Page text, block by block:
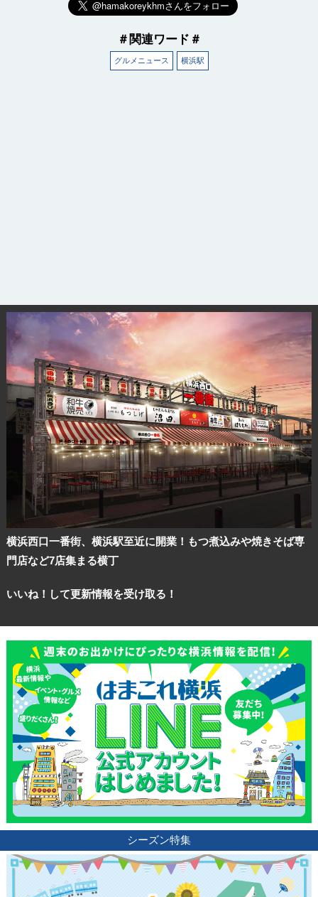
＃関連ワード＃
グルメニュース 横浜駅
横浜西口一番街、横浜駅至近に開業！もつ煮込みや焼きそば専
門店など7店集まる横丁
いいね！して更新情報を受け取る！
シーズン特集